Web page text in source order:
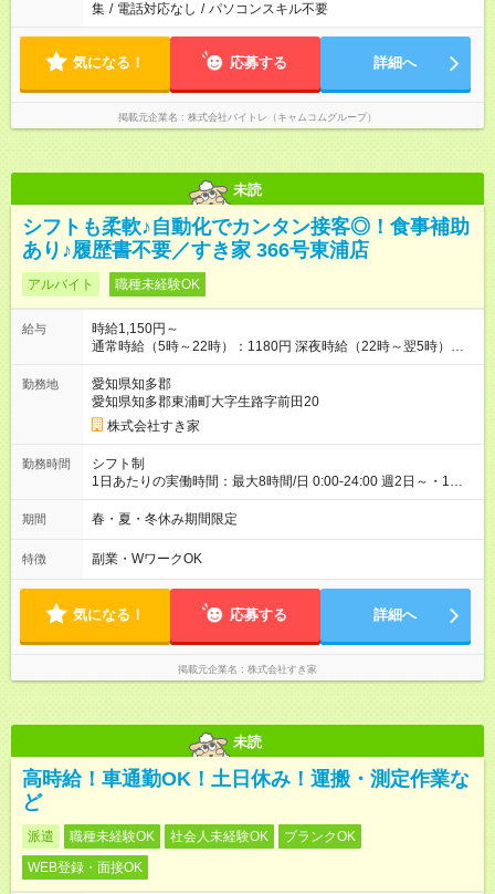
集 / 電話対応なし / パソコンスキル不要
気になる！ 応募する 詳細へ
掲載元企業名 株式会社バイトレ（キャムコムグループ）
未読
シフトも柔軟♪自動化でカンタン接客◎！食事補助
あり♪履歴書不要／すき家 366号東浦店
アルバイト 職種未経験OK
給与
時給1,150円～
通常時給（5時～22時）：1180円 深夜時給（22時～翌5時）：
1475円 高校生時給：1150円 【特別手当】早朝手当（5：00-9：
00）時給+150円 【試用期間】試用期間あり 試用期間の長さ：1
ヶ月 雇用形態、給与は本採用時と同じです。 試用期間の実態は
30日（※条件変更なし）ですが、切り上げで一ヶ月とさせてい
ただきます。 研修制度あり：15時間(研修中も同時給）
勤務地
愛知県知多郡
愛知県知多郡東浦町大字生路字前田20
株式会社すき家
勤務時間
シフト制
1日あたりの実働時間：最大8時間/日 0:00-24:00 週2日～・1日
2h～OK ＜シフト例＞ 〇朝帯 5:00-9:00 〇昼帯 9:00-14:00 〇午
後帯 14:00-18:00 〇夜帯 18:00-22:00 〇深夜帯 22:00-翌5:00 基
ます♪
期間 春・夏・冬休み期間限定
特徴 副業・WワークOK
気になる！ 応募する 詳細へ
掲載元企業名 株式会社すき家
未読
高時給！車通勤OK！土日休み！運搬・測定作業な
ど
派遣 職種未経験OK 社会人未経験OK
ブランクOK
WEB登録・面接OK